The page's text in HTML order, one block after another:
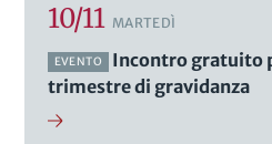
10/11 MARTEDÌ
EVENTO
Incontro gratuito
trimestre di gravidanza